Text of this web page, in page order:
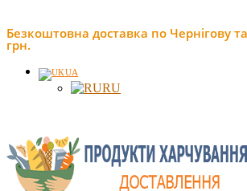
Безкоштовна доставка по Чернігову та
грн.
UA
RU